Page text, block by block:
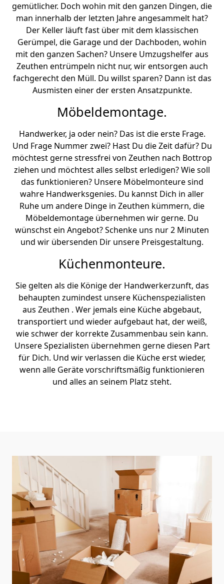
gemütlicher. Doch wohin mit den ganzen Dingen, die
man innerhalb der letzten Jahre angesammelt hat?
Der Keller läuft fast über mit dem klassischen
Gerümpel, die Garage und der Dachboden, wohin
mit den ganzen Sachen? Unsere Umzugshelfer aus
Zeuthen entrümpeln nicht nur, wir entsorgen auch
fachgerecht den Müll. Du willst sparen? Dann ist das
Ausmisten einer der ersten Ansatzpunkte.
Möbeldemontage.
Handwerker, ja oder nein? Das ist die erste Frage.
Und Frage Nummer zwei? Hast Du die Zeit dafür? Du
möchtest gerne stressfrei von Zeuthen nach Bottrop
ziehen und möchtest alles selbst erledigen? Wie soll
das funktionieren? Unsere Möbelmonteure sind
wahre Handwerksgenies. Du kannst Dich in aller
Ruhe um andere Dinge in Zeuthen kümmern, die
Möbeldemontage übernehmen wir gerne. Du
wünschst ein Angebot? Schenke uns nur 2 Minuten
und wir übersenden Dir unsere Preisgestaltung.
Küchenmonteure.
Sie gelten als die Könige der Handwerkerzunft, das
behaupten zumindest unsere Küchenspezialisten
aus Zeuthen . Wer jemals eine Küche abgebaut,
transportiert und wieder aufgebaut hat, der weiß,
wie schwer der korrekte Zusammenbau sein kann.
Unsere Spezialisten übernehmen gerne diesen Part
für Dich. Und wir verlassen die Küche erst wieder,
wenn alle Geräte vorschriftsmäßig funktionieren
und alles an seinem Platz steht.